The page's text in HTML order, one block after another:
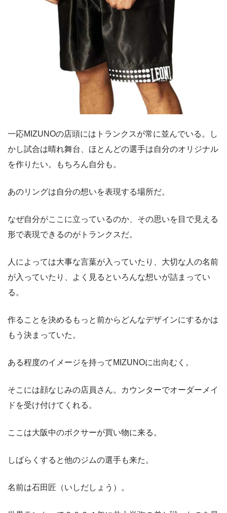
一応MIZUNOの店頭にはトランクスが常に並んでいる。し
かし試合は晴れ舞台、ほとんどの選手は自分のオリジナル
を作りたい。もちろん自分も。
あのリングは自分の想いを表現する場所だ。
なぜ自分がここに立っているのか、その思いを目で見える
形で表現できるのがトランクスだ。
人によっては大事な言葉が入っていたり、大切な人の名前
が入っていたり、よく見るといろんな想いが詰まってい
る。
作ることを決めるもっと前からどんなデザインにするかは
もう決まっていた。
ある程度のイメージを持ってMIZUNOに出向むく。
そこには顔なじみの店員さん。カウンターでオーダーメイ
ドを受け付けてくれる。
ここは大阪中のボクサーが買い物に来る。
しばらくすると他のジムの選手も来た。
名前は石田匠（いしだしょう）。